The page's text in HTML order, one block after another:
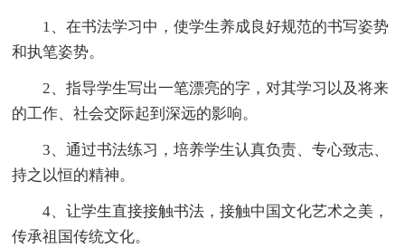
1、在书法学习中，使学生养成良好规范的书写姿势
和执笔姿势。
2、指导学生写出一笔漂亮的字，对其学习以及将来
的工作、社会交际起到深远的影响。
3、通过书法练习，培养学生认真负责、专心致志、
持之以恒的精神。
4、让学生直接接触书法，接触中国文化艺术之美，
传承祖国传统文化。